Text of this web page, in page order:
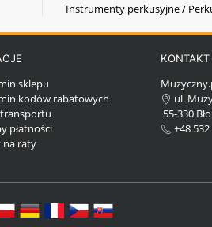
Instrumenty perkusyjne /
sklepu
kodów rabatowych
płatności
na raty
KONTAKT
ul.
55-330
+48